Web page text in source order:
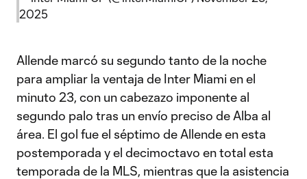
2025
Allende marcó su segundo tanto de la noche
para ampliar la ventaja de Inter Miami en el
minuto 23, con un cabezazo imponente al
segundo palo tras un envío preciso de Alba al
área. El gol fue el séptimo de Allende en esta
postemporada y el decimoctavo en total esta
temporada de la MLS, mientras que la asistencia